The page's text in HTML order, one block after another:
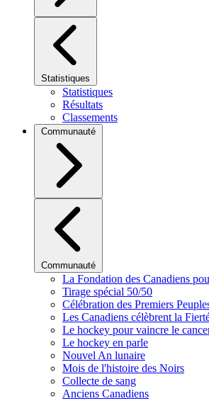
Statistiques
Statistiques
Résultats
Classements
Communauté
Communauté
La Fondation des Canadiens
Tirage spécial 50/50
Célébration des Premiers
Les Canadiens célèbrent la
Le hockey pour vaincre le
Le hockey en parle
Nouvel An lunaire
Mois de l'histoire des Noirs
Collecte de sang
Anciens Canadiens